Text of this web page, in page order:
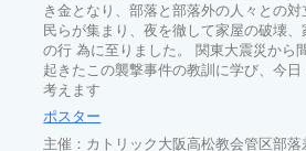
き金となり、部落と部落外の人々との
民らが集まり、夜を徹して家屋の破壊
の行 為に至りました。 関東大震災から
起きたこの襲撃事件の教訓に学び、今
考えます
ポスター
主催：カトリック大阪高松教会管区部